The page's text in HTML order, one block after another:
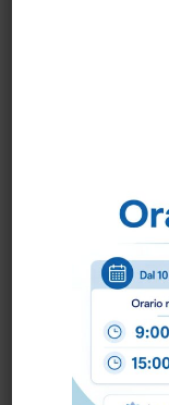
PRONTA